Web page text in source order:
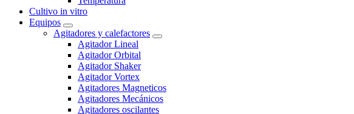
Cultivo in vitro
Equipos
Agitadores y calefactores
Agitador Lineal
Agitador Orbital
Agitador Shaker
Agitador Vortex
Agitadores Magneticos
Agitadores Mecánicos
Agitadores oscilantes